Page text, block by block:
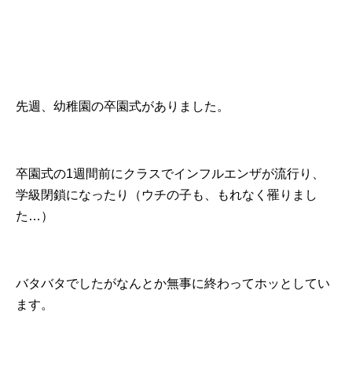
先週、幼稚園の卒園式がありました。
卒園式の1週間前にクラスでインフルエンザが流行り、
学級閉鎖になったり（ウチの子も、もれなく罹りまし
た…）
バタバタでしたがなんとか無事に終わってホッとしてい
ます。